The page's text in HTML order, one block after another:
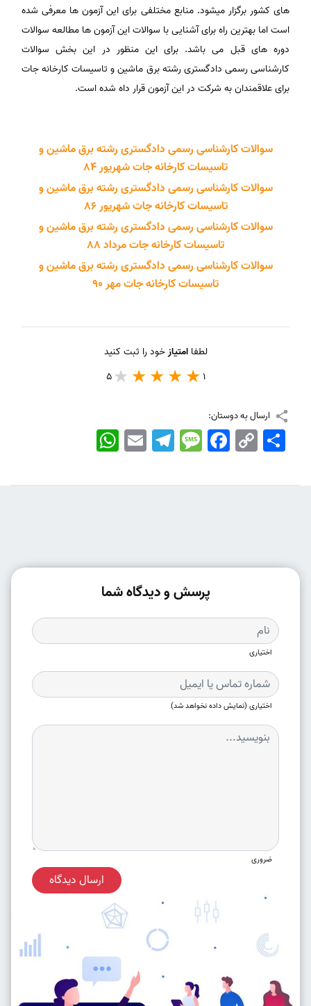
های کشور برگزار میشود. منابع مختلفی برای این آزمون ها معرفی شده
است اما بهترین راه برای آشنایی با سوالات این آزمون ها مطالعه سوالات
دوره های قبل می باشد. برای این منظور در این بخش سوالات
کارشناسی رسمی دادگستری رشته برق ماشین و تاسیسات کارخانه جات
برای علاقمندان به شرکت در این آزمون قرار داه شده است.
سوالات کارشناسی رسمی دادگستری رشته برق ماشین و
تاسیسات کارخانه جات شهریور 84
سوالات کارشناسی رسمی دادگستری رشته برق ماشین و
تاسیسات کارخانه جات شهریور 86
سوالات کارشناسی رسمی دادگستری رشته برق ماشین و
تاسیسات کارخانه جات مرداد 88
سوالات کارشناسی رسمی دادگستری رشته برق ماشین و
تاسیسات کارخانه جات مهر 90
لطفاامتیازخود را ثبت کنید
1
5
ارسال به دوستان:
WhatsApp EmailTelegramMessageFacebook Copy
Link
اشتراک
پرسش و دیدگاه شما
اختیاری
اختیاری (نمایش داده نخواهد شد)
ضروری
ارسال دیدگاه